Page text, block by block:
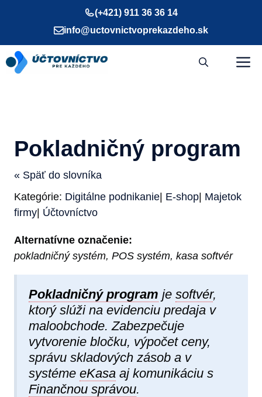
(+421) 911 36 36 14
info@uctovnictvoprekazdeho.sk
Pokladničný program
« Späť do slovníka
Kategórie: Digitálne podnikanie| E-shop| Majetok
firmy| Účtovníctvo
Alternatívne označenie:
pokladničný systém, POS systém, kasa softvér
Pokladničný program je softvér,
ktorý slúži na evidenciu predaja v
maloobchode. Zabezpečuje
vytvorenie bločku, výpočet ceny,
správu skladových zásob a v
systéme eKasa aj komunikáciu s
Finančnou správou.